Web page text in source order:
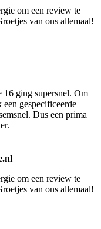
om een review te
van ons allemaal!
ging supersnel. Om
gespecificeerde
Dus een prima
om een review te
van ons allemaal!